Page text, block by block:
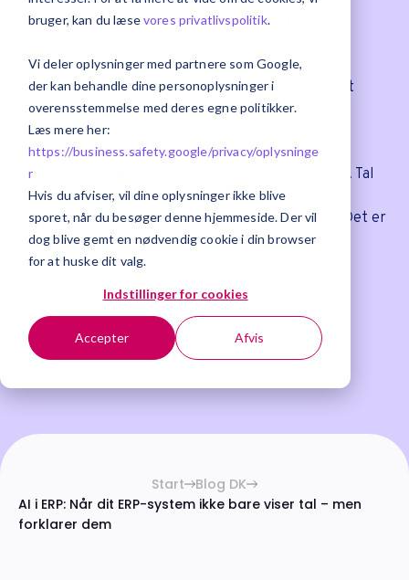
bruger, kan du læsevores privatlivspolitik.
Vi deler oplysninger med partnere som Google,
der kan behandle dine personoplysninger i
overensstemmelse med deres egne politikker.
Læs mere her:
https://business.safety.google/privacy/oplysninge
r
Hvis du afviser, vil dine oplysninger ikke blive
sporet, når du besøger denne hjemmeside. Der vil
dog blive gemt en nødvendig cookie i din browser
for at huske dit valg.
Indstillinger for cookies
Accepter Afvis
De fleste virksomheder har masser af data.
Alt ligger allerede i ERP-systemet. Problemet er
sjældent manglen på data. Problemet er tiden det
tager at forstå dem.
For når noget ændrer sig i forretningen, starter
arbejdet ofte først bagefter.
Rapporter trækkes. Tal
sammenlignes. Forklaringer skal findes.
mellemtiden er beslutningerne allerede truffet. Det er
præcis her AI begynder at gøre en forskel.
Start
Blog DK
AI i ERP: Når dit ERP-system ikke bare viser tal – men
forklarer dem